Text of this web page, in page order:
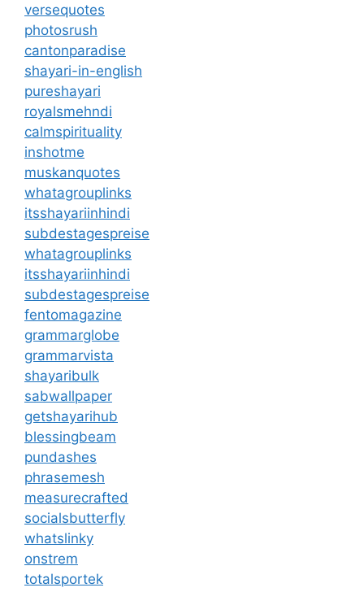
versequotes
photosrush
cantonparadise
shayari-in-english
pureshayari
royalsmehndi
calmspirituality
inshotme
muskanquotes
whatagrouplinks
itsshayariinhindi
subdestagespreise
whatagrouplinks
itsshayariinhindi
subdestagespreise
fentomagazine
grammarglobe
grammarvista
shayaribulk
sabwallpaper
getshayarihub
blessingbeam
pundashes
phrasemesh
measurecrafted
socialsbutterfly
whatslinky
onstrem
totalsportek